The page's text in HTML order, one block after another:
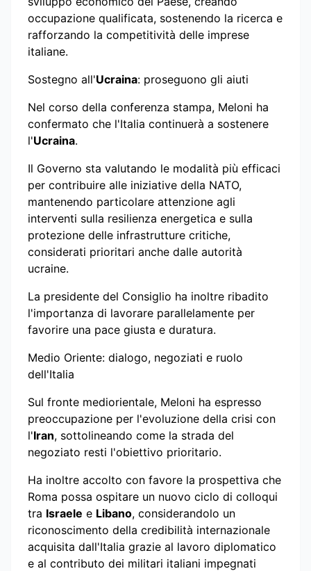
occupazione qualificata, sostenendo la ricerca e
rafforzando la competitività delle imprese
italiane.
Sostegno all'Ucraina: proseguono gli aiuti
Nel corso della conferenza stampa, Meloni ha
confermato che l'Italia continuerà a sostenere
l'Ucraina.
Il Governo sta valutando le modalità più efficaci
per contribuire alle iniziative della NATO,
mantenendo particolare attenzione agli
interventi sulla resilienza energetica e sulla
protezione delle infrastrutture critiche,
considerati prioritari anche dalle autorità
ucraine.
La presidente del Consiglio ha inoltre ribadito
l'importanza di lavorare parallelamente per
favorire una pace giusta e duratura.
Medio Oriente: dialogo, negoziati e ruolo
dell'Italia
Sul fronte mediorientale, Meloni ha espresso
preoccupazione per l'evoluzione della crisi con
l'Iran, sottolineando come la strada del
negoziato resti l'obiettivo prioritario.
Ha inoltre accolto con favore la prospettiva che
Roma possa ospitare un nuovo ciclo di colloqui
tra Israele e Libano, considerandolo un
riconoscimento della credibilità internazionale
acquisita dall'Italia grazie al lavoro diplomatico
e al contributo dei militari italiani impegnati